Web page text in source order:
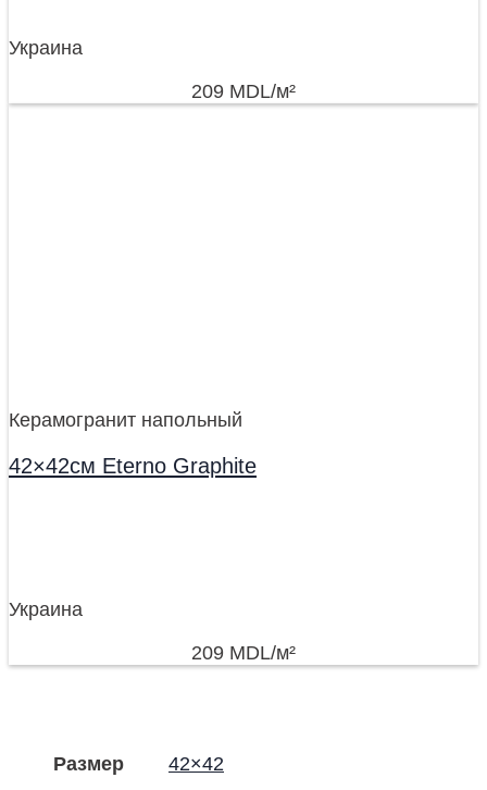
Украина
209 MDL/м²
Керамогранит напольный
42×42см Eterno Graphite
Украина
209 MDL/м²
Размер 42×42